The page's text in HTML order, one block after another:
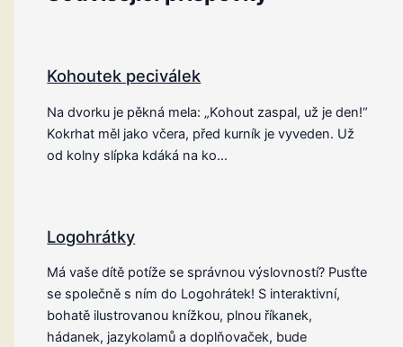
Kohoutek peciválek
Na dvorku je pěkná mela: „Kohout zaspal, už je den!“
Kokrhat měl jako včera, před kurník je vyveden. Už
od kolny slípka kdáká na ko…
Logohrátky
Má vaše dítě potíže se správnou výslovností? Pusťte
se společně s ním do Logohrátek! S interaktivní,
bohatě ilustrovanou knížkou, plnou říkanek,
hádanek, jazykolamů a doplňovaček, bude